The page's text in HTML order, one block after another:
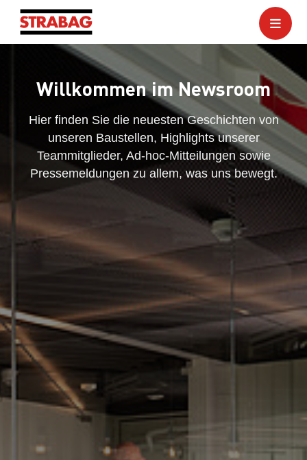
Willkommen im Newsroom
Hier finden Sie die neuesten Geschichten von
unseren Baustellen, Highlights unserer
Teammitglieder, Ad-hoc-Mitteilungen sowie
Pressemeldungen zu allem, was uns bewegt.